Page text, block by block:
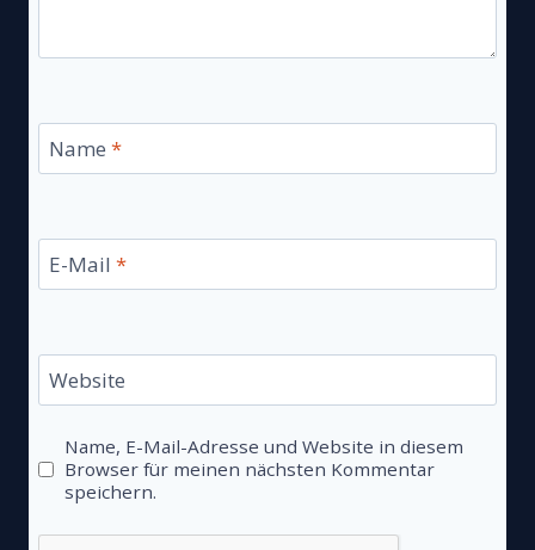
Name *
E-Mail *
Website
Name, E-Mail-Adresse und Website in diesem
Browser für meinen nächsten Kommentar
speichern.